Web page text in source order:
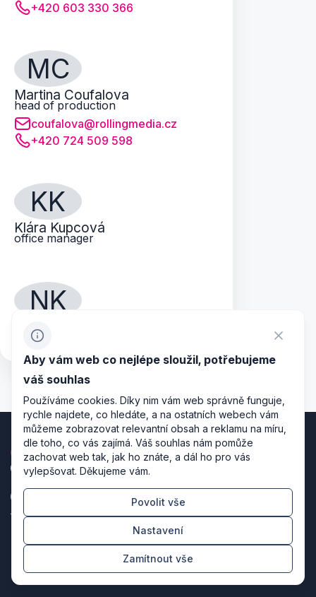
+420 603 330 366
MC
Martina Coufalova
head of production
coufalova@rollingmedia.cz
+420 724 509 598
KK
Klára Kupcová
office manager
NK
production assistant
Zásady zpracování osobních údajů
Nastavení cookies
Režiséři designu & producenti kódu
Aby vám web co nejlépe sloužil, potřebujeme
váš souhlas
Používáme cookies. Díky nim vám web správně funguje,
rychle najdete, co hledáte, a na ostatních webech vám
můžeme zobrazovat relevantní obsah a reklamu na míru,
dle toho, co vás zajímá. Váš souhlas nám pomůže
zachovat web tak, jak ho znáte, a dál ho pro vás
vylepšovat. Děkujeme vám.
Povolit vše
Nastavení
Zamítnout vše